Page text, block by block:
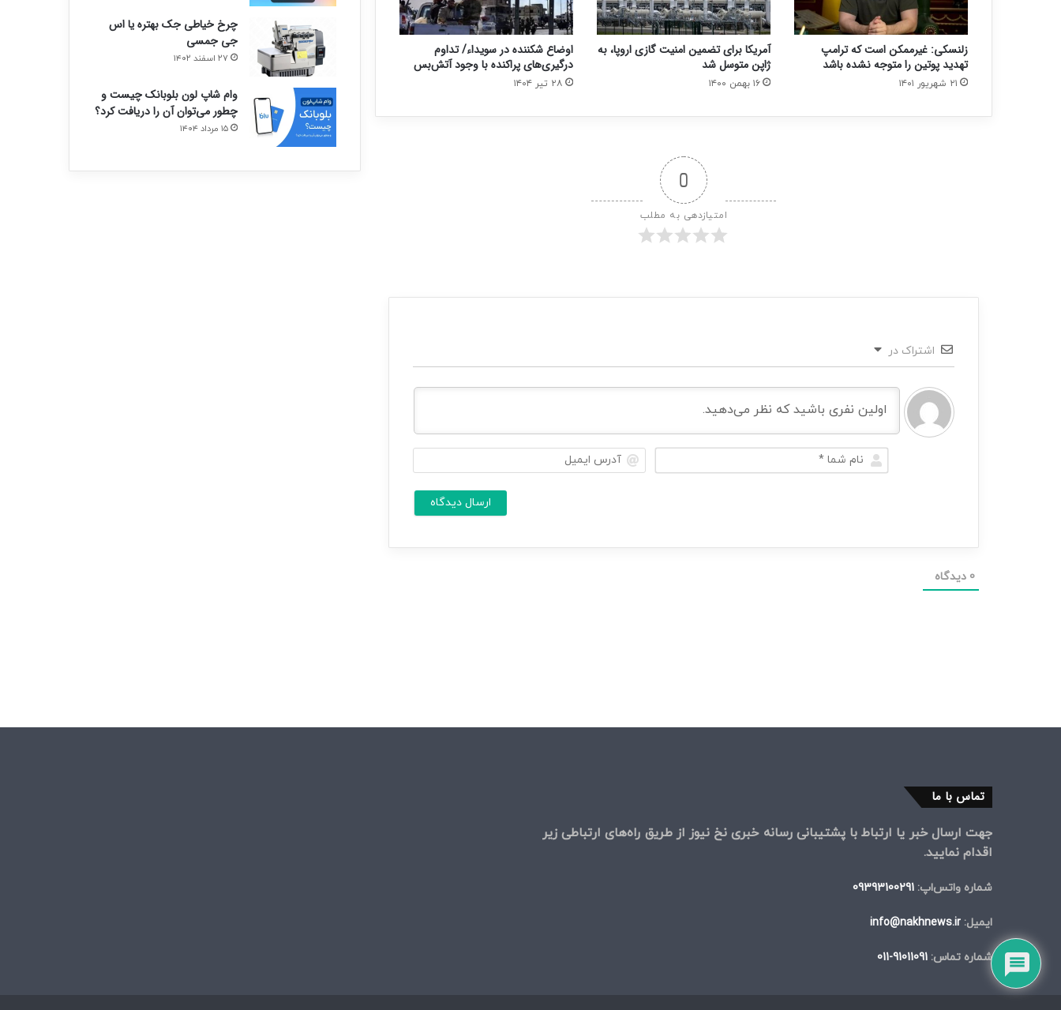
زلنسکی: غیرممکن است که ترامپ
تهدید پوتین را متوجه نشده باشد
۲۱ شهریور ۱۴۰۱
آمریکا برای تضمین امنیت گازی اروپا، به
ژاپن متوسل شد
۱۶ بهمن ۱۴۰۰
اوضاع شکننده در سویداء/ تداوم
درگیری‌های پراکنده با وجود آتش‌بس
۲۸ تیر ۱۴۰۴
0
امتیازدهی به مطلب
اشتراک در
ن
ا
0 دیدگاه
چرخ خیاطی جک بهتره یا اس
جی جمسی
۲۷ اسفند ۱۴۰۲
وام شاپ لون بلوبانک چیست و
چطور می‌توان آن را دریافت کرد؟
۱۵ مرداد ۱۴۰۴
تماس با ما
جهت ارسال خبر یا ارتباط با پشتیبانی رسانه خبری نخ نیوز از طریق راه‌های ارتباطی زیر
اقدام نمایید.
شماره واتس‌اپ: 09393100291
ایمیل: info@nakhnews.ir
شماره تماس: 91011091-011